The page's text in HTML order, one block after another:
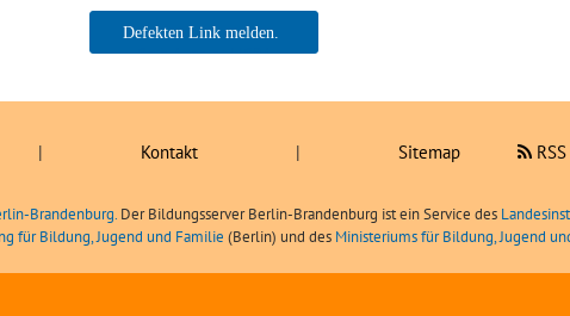
Boris Angerer, LIBRA
| Kontakt | Sitemap RSS
Brandenburg. Der Bildungsserver Berlin-Brandenburg ist ein Service des
für Bildung, Jugend und Familie (Berlin) und des Ministeriums für Bildung, Jugend